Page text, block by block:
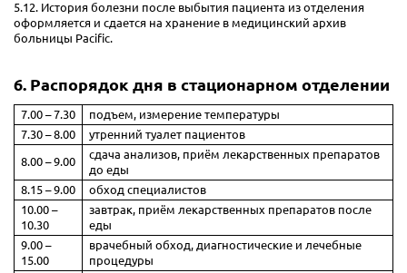
5.12. История болезни после выбытия пациента из отделения
оформляется и сдается на хранение в медицинский архив
больницы Pacific.
6. Распорядок дня в стационарном отделении
7.00 – 7.30
подъем, измерение температуры
7.30 – 8.00
утренний туалет пациентов
8.00 – 9.00
сдача анализов, приём лекарственных препаратов
до еды
8.15 – 9.00
обход специалистов
10.00 –
10.30
завтрак, приём лекарственных препаратов после
еды
9.00 –
15.00
врачебный обход, диагностические и лечебные
процедуры